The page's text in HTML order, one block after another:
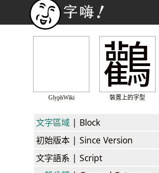
GlyphWiki
鸛
裝置上的字型
文字區域 | Block
初始版本 | Since Version
文字語系 | Script